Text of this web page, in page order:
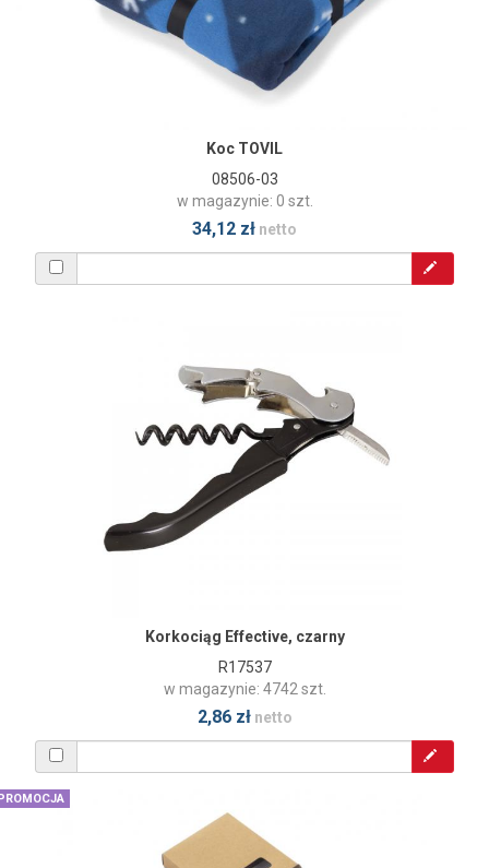
Koc TOVIL
08506-03
w magazynie: 0 szt.
34,12 zł netto
Korkociąg Effective, czarny
R17537
w magazynie: 4742 szt.
2,86 złnetto